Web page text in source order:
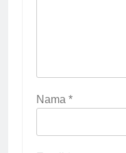
Nama *